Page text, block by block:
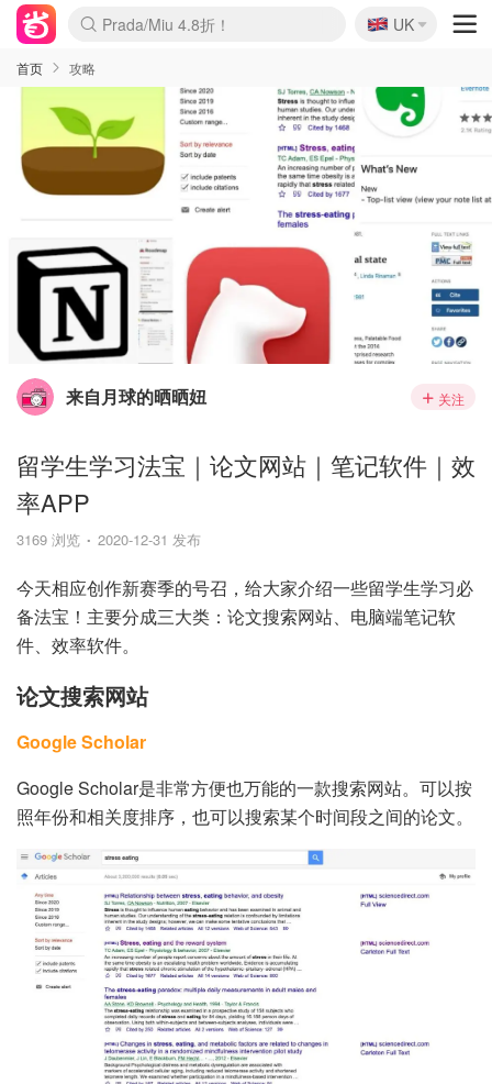
Prada/Miu 4.8折！
🇬🇧
UK
首页 攻略
来自月球的晒晒妞 关注
留学生学习法宝｜论文网站｜笔记软件｜效
率APP
3169 浏览 2020-12-31 发布
今天相应创作新赛季的号召，给大家介绍一些留学生学习必
备法宝！主要分成三大类：论文搜索网站、电脑端笔记软
件、效率软件。
论文搜索网站
Google Scholar
Google Scholar是非常方便也万能的一款搜索网站。可以按
照年份和相关度排序，也可以搜索某个时间段之间的论文。